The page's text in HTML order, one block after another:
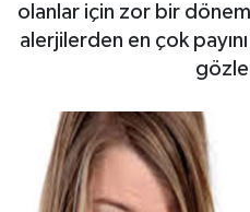
olanlar için zor bir
alerjilerden en çok
EKONOMİ
ÇEVRE
DÜNYA
Son Dakika Haberleri